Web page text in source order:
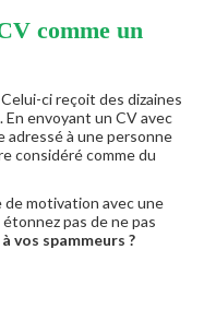
comme un
ci reçoit des dizaines
En envoyant un CV avec
adressé à une personne
considéré comme du
de motivation avec une
pas de ne pas
vos spammeurs ?